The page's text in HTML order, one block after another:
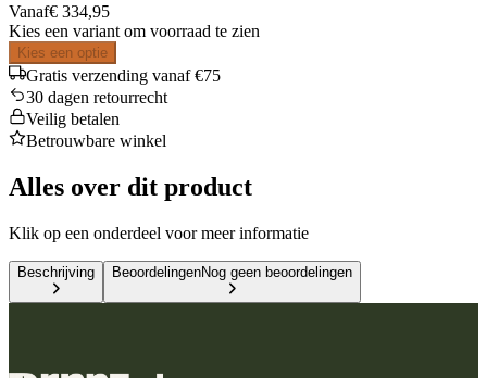
Vanaf€ 334,95
Kies een variant om voorraad te zien
Kies een optie
Gratis verzending vanaf €75
30 dagen retourrecht
Veilig betalen
Betrouwbare winkel
Alles over dit product
Klik op een onderdeel voor meer informatie
Beschrijving BeoordelingenNog geen beoordelingen